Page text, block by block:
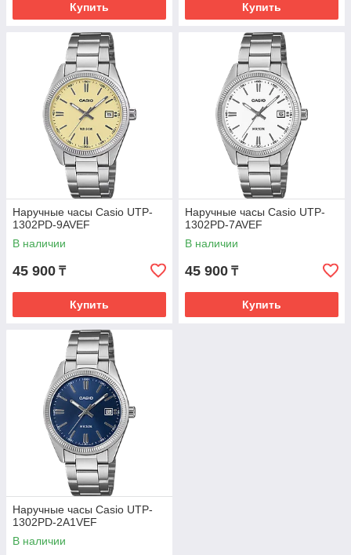
Купить Купить
Наручные часы Casio UTP-
1302PD-9AVEF
В наличии
45 900 ₸
Купить
Наручные часы Casio UTP-
1302PD-7AVEF
В наличии
45 900 ₸
Купить
Наручные часы Casio UTP-
1302PD-2A1VEF
В наличии